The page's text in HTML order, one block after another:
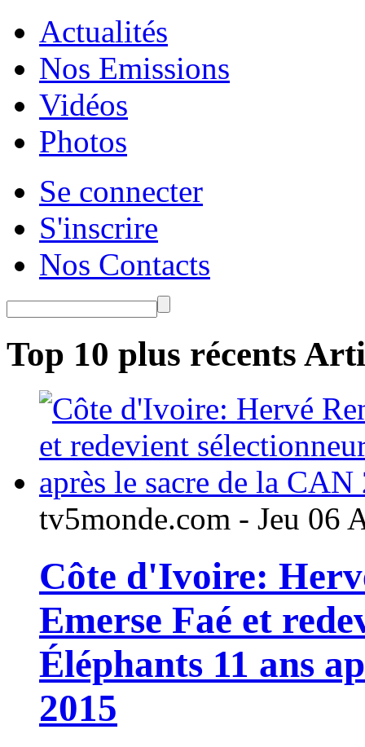
Actualités
Nos Emissions
Vidéos
Photos
Se connecter
S'inscrire
Nos Contacts
Top 10 plus récents
tv5monde.com - Jeu 06
Côte d'Ivoire:
Emerse Faé et
Éléphants 11 ans
2015